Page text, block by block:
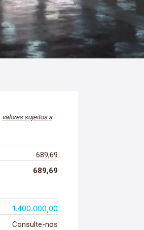
valores sujeitos a
689,69
689,69
1.400.000,00
Consulte-nos